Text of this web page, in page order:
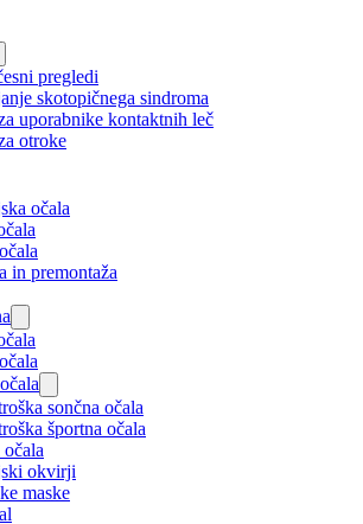
pregledi
skotopičnega sindroma
uporabnike kontaktnih leč
otroke
očala
in premontaža
sončna očala
športna očala
očala
okvirji
maske